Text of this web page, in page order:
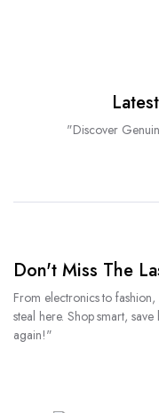
"Discover
Don't Miss The
From electronics to
steal here. Shop smart,
again!"